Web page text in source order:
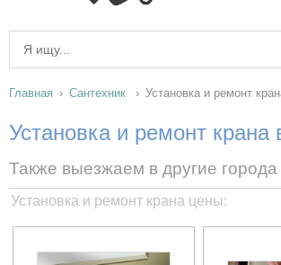
Главная Сантехник Установка и ремонт
Установка и ремонт крана
Также выезжаем в другие
Установка и ремонт крана цены: